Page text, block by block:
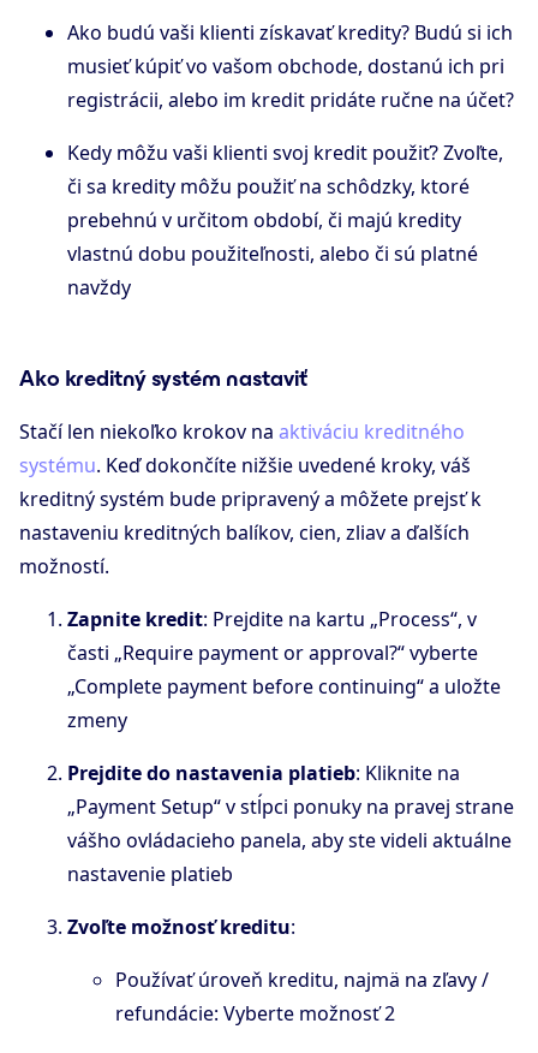
Ako budú vaši klienti získavať kredity? Budú si ich
musieť kúpiť vo vašom obchode, dostanú ich pri
registrácii, alebo im kredit pridáte ručne na účet?
Kedy môžu vaši klienti svoj kredit použiť? Zvoľte,
či sa kredity môžu použiť na schôdzky, ktoré
prebehnú v určitom období, či majú kredity
vlastnú dobu použiteľnosti, alebo či sú platné
navždy
Ako kreditný systém nastaviť
Stačí len niekoľko krokov na aktiváciu kreditného
systému. Keď dokončíte nižšie uvedené kroky, váš
kreditný systém bude pripravený a môžete prejsť k
nastaveniu kreditných balíkov, cien, zliav a ďalších
možností.
Zapnite kredit: Prejdite na kartu „Process“, v
časti „Require payment or approval?“ vyberte
„Complete payment before continuing“ a uložte
zmeny
Prejdite do nastavenia platieb: Kliknite na
„Payment Setup“ v stĺpci ponuky na pravej strane
vášho ovládacieho panela, aby ste videli aktuálne
nastavenie platieb
Zvoľte možnosť kreditu:
Používať úroveň kreditu, najmä na zľavy /
refundácie: Vyberte možnosť 2